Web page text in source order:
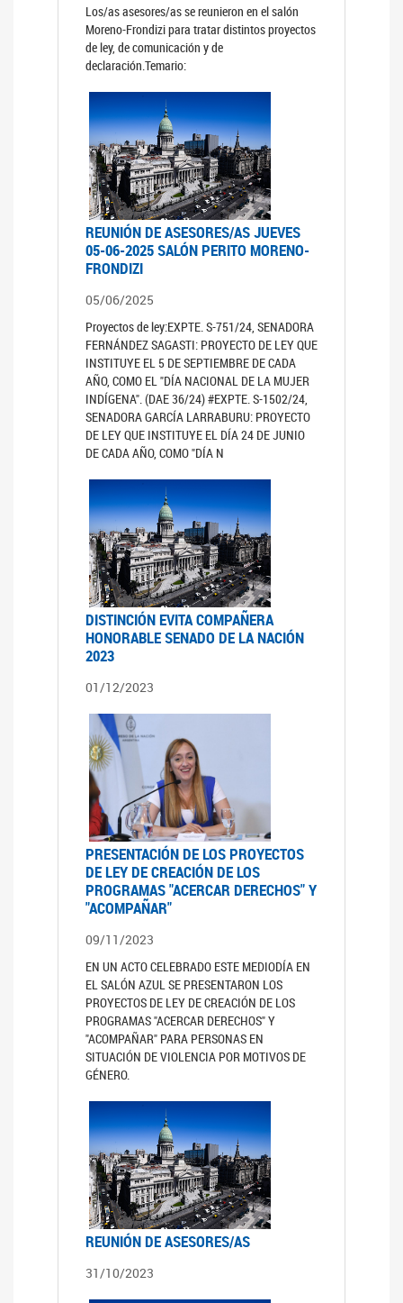
Los/as asesores/as se reunieron en el salón
Moreno-Frondizi para tratar distintos proyectos
de ley, de comunicación y de
declaración.Temario:
REUNIÓN DE ASESORES/AS JUEVES
05-06-2025 SALÓN PERITO MORENO-
FRONDIZI
05/06/2025
Proyectos de ley:EXPTE. S-751/24, SENADORA
FERNÁNDEZ SAGASTI: PROYECTO DE LEY QUE
INSTITUYE EL 5 DE SEPTIEMBRE DE CADA
AÑO, COMO EL "DÍA NACIONAL DE LA MUJER
INDÍGENA". (DAE 36/24) #EXPTE. S-1502/24,
SENADORA GARCÍA LARRABURU: PROYECTO
DE LEY QUE INSTITUYE EL DÍA 24 DE JUNIO
DE CADA AÑO, COMO "DÍA N
DISTINCIÓN EVITA COMPAÑERA
HONORABLE SENADO DE LA NACIÓN
2023
01/12/2023
PRESENTACIÓN DE LOS PROYECTOS
DE LEY DE CREACIÓN DE LOS
PROGRAMAS "ACERCAR DERECHOS" Y
"ACOMPAÑAR"
09/11/2023
EN UN ACTO CELEBRADO ESTE MEDIODÍA EN
EL SALÓN AZUL SE PRESENTARON LOS
PROYECTOS DE LEY DE CREACIÓN DE LOS
PROGRAMAS "ACERCAR DERECHOS" Y
"ACOMPAÑAR" PARA PERSONAS EN
SITUACIÓN DE VIOLENCIA POR MOTIVOS DE
GÉNERO.
REUNIÓN DE ASESORES/AS
31/10/2023